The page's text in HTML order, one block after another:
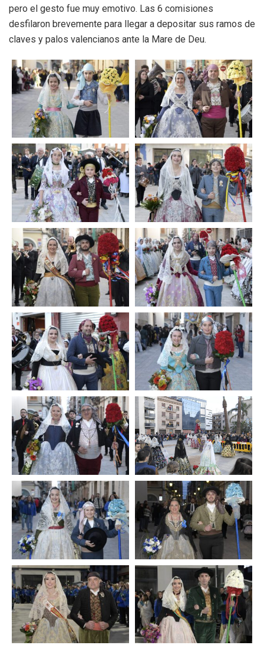
pero el gesto fue muy emotivo. Las 6 comisiones
desfilaron brevemente para llegar a depositar sus ramos de
claves y palos valencianos ante la Mare de Deu.